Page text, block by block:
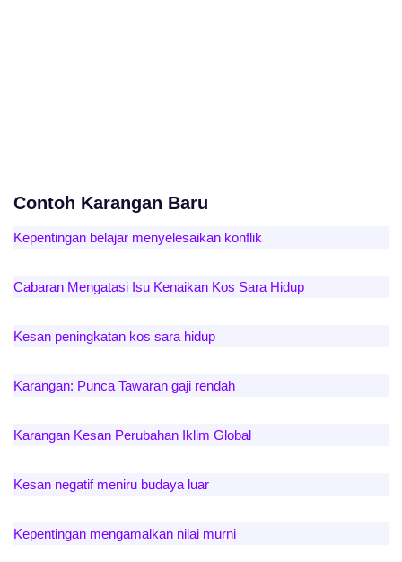
Contoh Karangan Baru
Kepentingan belajar menyelesaikan konflik
Cabaran Mengatasi Isu Kenaikan Kos Sara Hidup
Kesan peningkatan kos sara hidup
Karangan: Punca Tawaran gaji rendah
Karangan Kesan Perubahan Iklim Global
Kesan negatif meniru budaya luar
Kepentingan mengamalkan nilai murni